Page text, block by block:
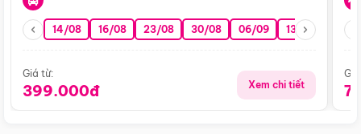
14/08 16/08 23/08 30/08 06/09 13/09 20/09
Giá từ:
399.000đ Xem chi tiết